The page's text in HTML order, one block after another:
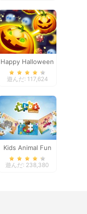
Happy Halloween
遊んだ: 117,624
Kids Animal Fun
遊んだ: 238,380